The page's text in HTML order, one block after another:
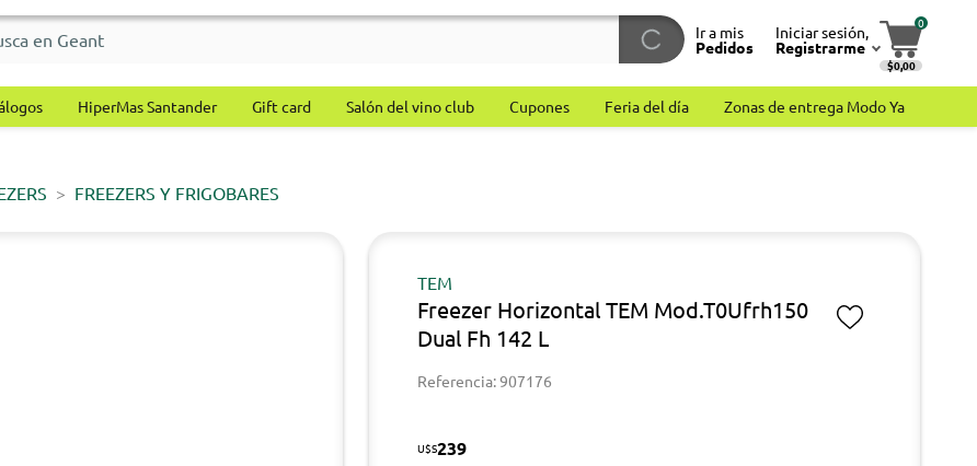
Ir a mis
Pedidos
Iniciar sesión,
Registrarme
0
$0,00
HiperMas Santander Gift card Salón del vino club Cupones Feria del día Zonas de entrega Modo Ya
FREEZERS Y FRIGOBARES
TEM
Freezer Horizontal TEM Mod.T0Ufrh150
Dual Fh 142 L
Referencia: 907176
U$S239